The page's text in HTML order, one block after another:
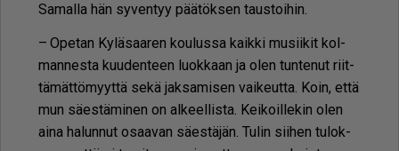
Sa­mal­la hän sy­ven­tyy pää­tök­sen taus­toi­hin.
– Ope­tan Ky­lä­saa­ren kou­lus­sa kaik­ki mu­sii­kit kol­
man­nes­ta kuu­den­teen luok­kaan ja olen tun­te­nut riit­
tä­mät­tö­myyt­tä sekä jak­sa­mi­sen vai­keut­ta. Koin, et­tä
mun sä­es­tä­mi­nen on al­keel­lis­ta. Kei­koil­le­kin olen
ai­na ha­lun­nut osaa­van sä­es­tä­jän. Tu­lin sii­hen tu­lok­